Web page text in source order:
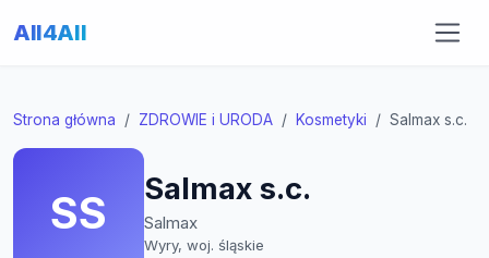
All4All
Strona główna ZDROWIE i URODA Kosmetyki Salmax s.c.
SS Salmax s.c.
Salmax
Wyry, woj. śląskie